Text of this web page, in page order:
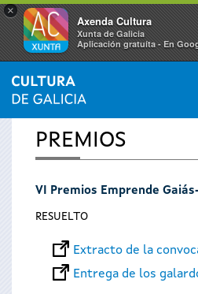
×
Axenda Cultura
Xunta de Galicia
Aplicación gratuíta - En
Se
encuentra
usted
INICIO
PREMIOS
VI Premios Emprende
RESUELTO
Extracto de la
Entrega de los